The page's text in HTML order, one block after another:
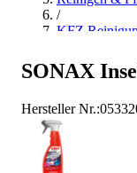
/
KFZ
/
SONAX
Hersteller Nr.: